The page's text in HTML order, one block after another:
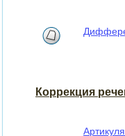
Коррекция